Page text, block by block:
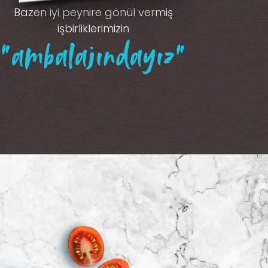
Bazen iyi peynire gönül vermiş
işbirliklerimizin
“ambalajındayız”